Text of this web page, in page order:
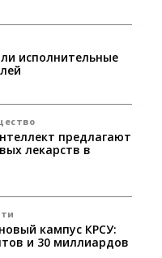
исполнительные
предлагают
лекарств в
кампус КРСУ:
и 30 миллиардов